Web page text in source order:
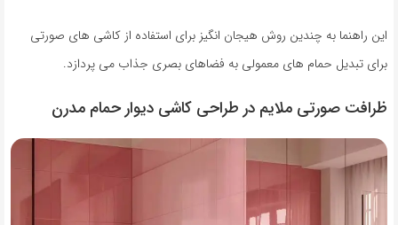
این راهنما به چندین روش هیجان انگیز برای استفاده از کاشی های صورتی
برای تبدیل حمام های معمولی به فضاهای بصری جذاب می پردازد.
ظرافت صورتی ملایم در طراحی کاشی دیوار حمام مدرن